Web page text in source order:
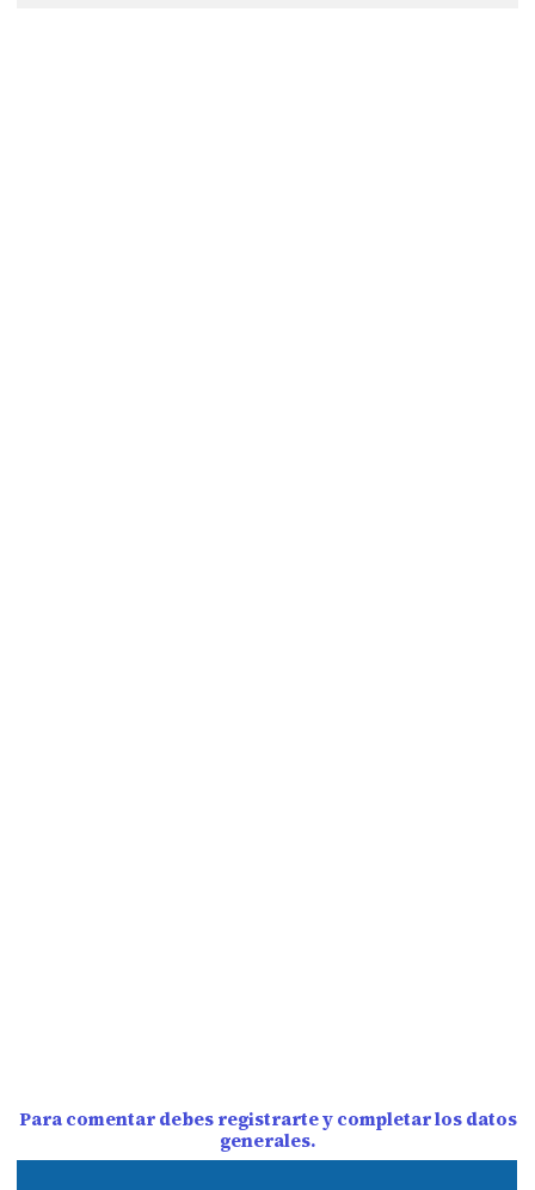
Para comentar debes registrarte y completar los datos
generales.